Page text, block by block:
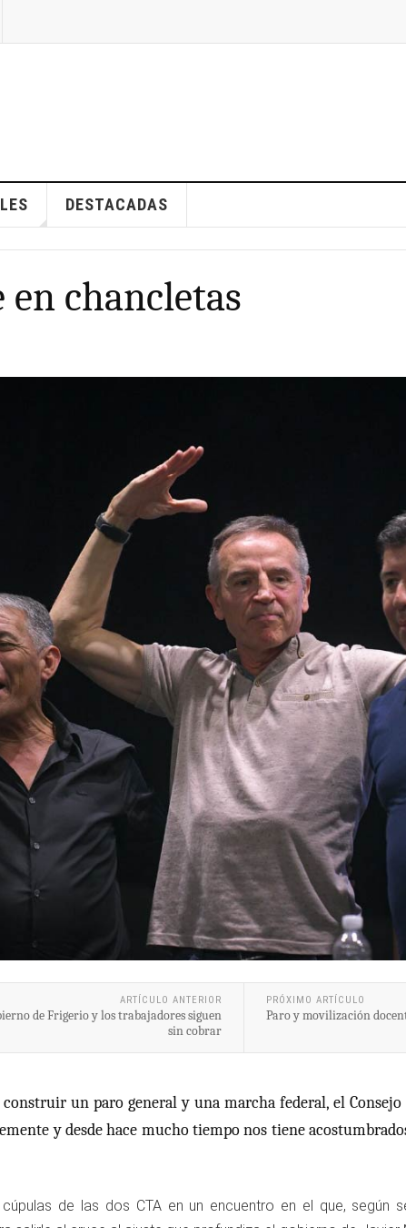
DESTACADAS
en chancletas
ARTÍCULO ANTERIOR
de Frigerio y los trabajadores siguen
sin cobrar
PRÓXIMO ARTÍCULO
Paro y movilización
un paro general y una marcha federal, el
y desde hace mucho tiempo nos tiene
de las dos CTA en un encuentro en el que, según